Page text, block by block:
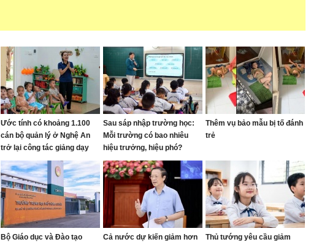
Ước tính có khoảng 1.100
cán bộ quản lý ở Nghệ An
trở lại công tác giảng dạy
Sau sáp nhập trường học:
Mỗi trường có bao nhiêu
hiệu trưởng, hiệu phó?
Thêm vụ bảo mẫu bị tố đánh
trẻ
Bộ Giáo dục và Đào tạo
Cả nước dự kiến giảm hơn
Thủ tướng yêu cầu giảm